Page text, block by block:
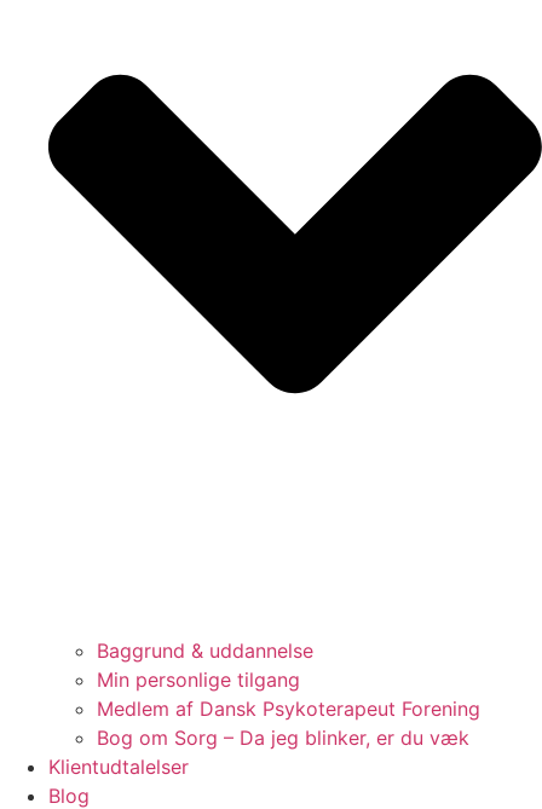
Baggrund & uddannelse
Min personlige tilgang
Medlem af Dansk Psykoterapeut Forening
Bog om Sorg – Da jeg blinker, er du væk
Klientudtalelser
Blog